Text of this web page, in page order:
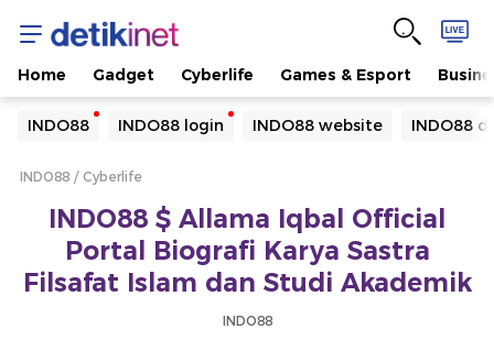
Home Gadget Cyberlife Games & Esport
INDO88 INDO88 login INDO88 website INDO88
Yang sedang ramai dicari
Loading...
Loading...
INDO88 Cyberlife
INDO88 $ Allama Iqbal Official
Portal Biografi Karya Sastra
Filsafat Islam dan Studi Akademik
INDO88